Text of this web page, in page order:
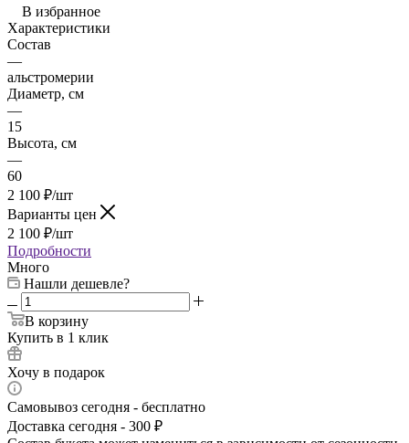
В избранное
Характеристики
Состав
—
альстромерии
Диаметр, см
—
15
Высота, см
—
60
2 100 ₽/шт
Варианты цен
2 100 ₽/шт
Подробности
Много
Нашли дешевле?
В корзину
Купить в 1 клик
Хочу в подарок
Самовывоз сегодня - бесплатно
Доставка сегодня - 300 ₽